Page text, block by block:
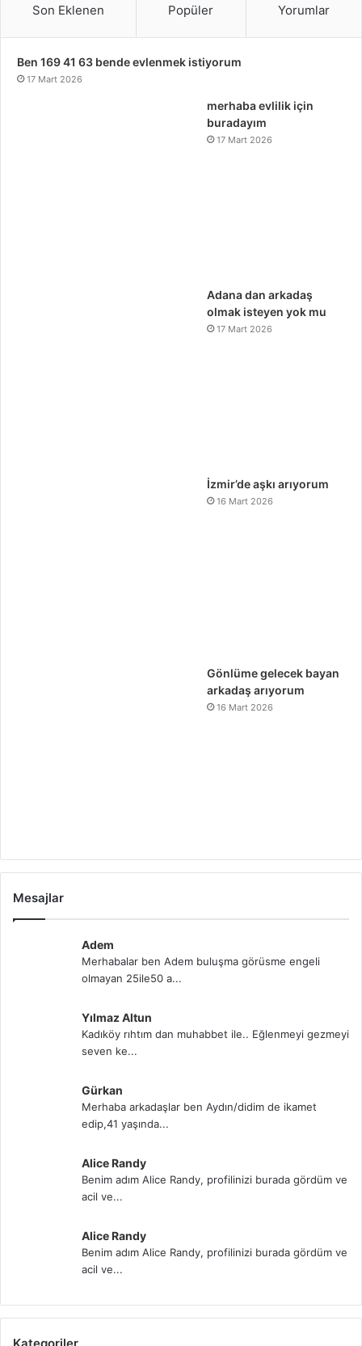
Son Eklenen Popüler Yorumlar
Ben 169 41 63 bende evlenmek istiyorum
17 Mart 2026
merhaba evlilik için
buradayım
17 Mart 2026
Adana dan arkadaş
olmak isteyen yok mu
17 Mart 2026
İzmir’de aşkı arıyorum
16 Mart 2026
Gönlüme gelecek bayan
arkadaş arıyorum
16 Mart 2026
Mesajlar
Adem
Merhabalar ben Adem buluşma görüsme engeli
olmayan 25ile50 a...
Yılmaz Altun
Kadıköy rıhtım dan muhabbet ile.. Eğlenmeyi gezmeyi
seven ke...
Gürkan
Merhaba arkadaşlar ben Aydın/didim de ikamet
edip,41 yaşında...
Alice Randy
Benim adım Alice Randy, profilinizi burada gördüm ve
acil ve...
Alice Randy
Benim adım Alice Randy, profilinizi burada gördüm ve
acil ve...